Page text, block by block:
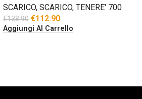
SCARICO, SCARICO, TENERE' 700
€138.90 €112.90
Aggiungi Al Carrello